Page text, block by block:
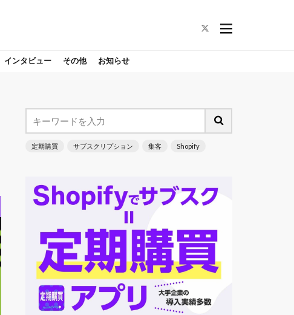
インタビュー その他 お知らせ
定期購買 サブスクリプション 集客 Shopify